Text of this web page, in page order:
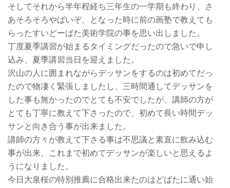
そしてそれから半年程経ち三年生の一学期も終わり、さ
あそろそろやばいぞ、となった時に前の画塾で教えても
らったすいどーばた美術学院の事を思い出しました。
丁度夏季講習が始まるタイミングだったので急いで申し
込み、夏季講習当日を迎えました。
沢山の人に囲まれながらデッサンをするのは初めてだっ
たので物凄く緊張しましたし、三時間通してデッサンを
した事も無かったのでとても不安でしたが、講師の方が
とても丁寧に教えて下さったので、初めて長い時間デッ
サンと向き合う事が出来ました。
講師の方々が教えて下さる事は不思議と素直に飲み込む
事が出来、これまで初めてデッサンが楽しいと思えるよ
うになりました。
今日大泉桜の特別推薦に合格出来たのはどばたに通い始